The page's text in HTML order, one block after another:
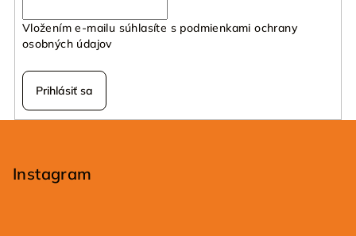
Vložením e-mailu súhlasíte s podmienkami ochrany
osobných údajov
Prihlásiť sa
Instagram